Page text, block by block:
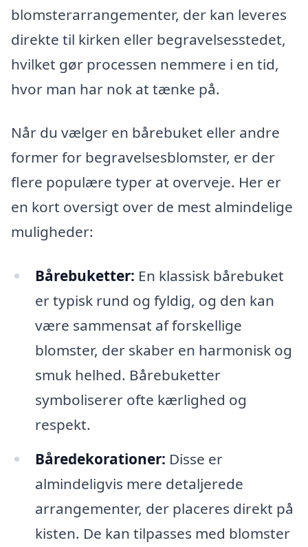
blomsterarrangementer, der kan leveres
direkte til kirken eller begravelsesstedet,
hvilket gør processen nemmere i en tid,
hvor man har nok at tænke på.
Når du vælger en bårebuket eller andre
former for begravelsesblomster, er der
flere populære typer at overveje. Her er
en kort oversigt over de mest almindelige
muligheder:
Bårebuketter: En klassisk bårebuket
er typisk rund og fyldig, og den kan
være sammensat af forskellige
blomster, der skaber en harmonisk og
smuk helhed. Bårebuketter
symboliserer ofte kærlighed og
respekt.
Båredekorationer: Disse er
almindeligvis mere detaljerede
arrangementer, der placeres direkt på
kisten. De kan tilpasses med blomster